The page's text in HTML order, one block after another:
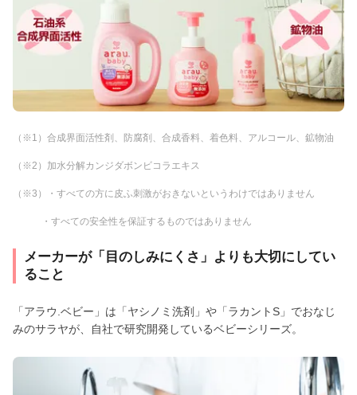
（※1）合成界面活性剤、防腐剤、合成香料、着色料、アルコール、鉱物油
（※2）加水分解カンジダボンビコラエキス
（※3）・すべての方に皮ふ刺激がおきないというわけではありません
・すべての安全性を保証するものではありません
メーカーが「目のしみにくさ」よりも大切にしてい
ること
「アラウ.ベビー」は「ヤシノミ洗剤」や「ラカントS」でおなじ
みのサラヤが、自社で研究開発しているベビーシリーズ。